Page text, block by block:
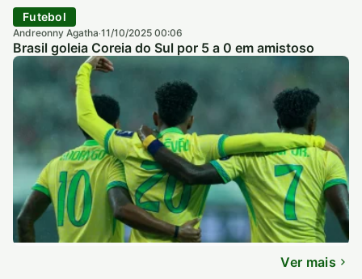
Futebol
Andreonny Agatha·11/10/2025 00:06
Brasil goleia Coreia do Sul por 5 a 0 em amistoso
Ver mais